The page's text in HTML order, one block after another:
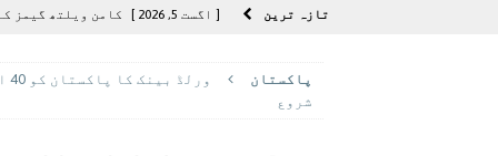
تازہ ترين [ اگست 5, 2026 ] کامن ویلتھ گیمز کے
[ اگست 4, 2026 ] مشرقی ایشیا ‘بے
پاکستان
شروع